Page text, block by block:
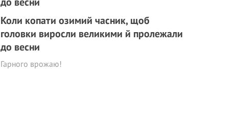
Коли копати озимий часник, щоб
головки виросли великими й пролежали
до весни
Гарного врожаю!